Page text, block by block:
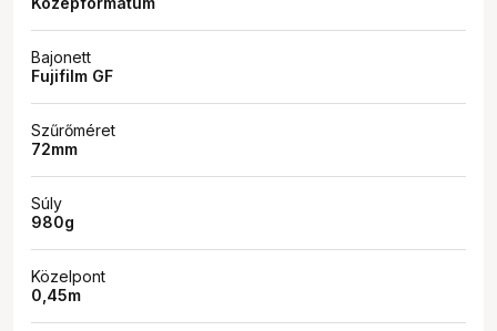
Bajonett
Fujifilm GF
Szűrőméret
72mm
Súly
980g
Közelpont
0,45m